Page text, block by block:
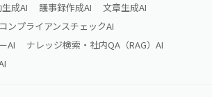
成AI 議事録作成AI
文章生成AI
ンプライアンスチェックAI
AI
ナレッジ検索・社内QA（RAG）AI